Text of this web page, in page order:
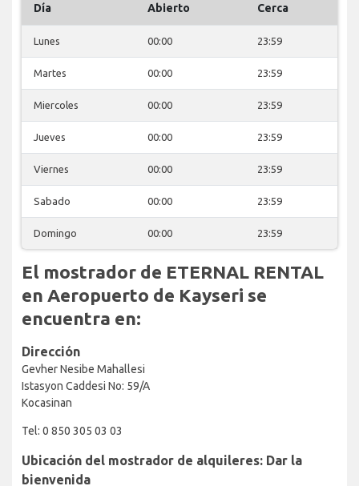
Día Abierto Cerca
Lunes 00:00 23:59
Martes 00:00 23:59
Miercoles 00:00 23:59
Jueves 00:00 23:59
Viernes 00:00 23:59
Sabado 00:00 23:59
Domingo 00:00 23:59
El mostrador de ETERNAL RENTAL
en Aeropuerto de Kayseri se
encuentra en:
Dirección
Gevher Nesibe Mahallesi
Istasyon Caddesi No: 59/A
Kocasinan
Tel: 0 850 305 03 03
Ubicación del mostrador de alquileres: Dar la
bienvenida